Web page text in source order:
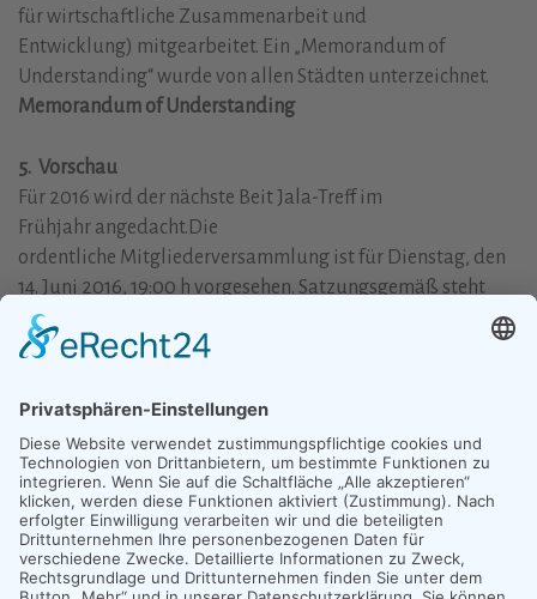
für wirtschaftliche Zusammenarbeit und
Entwicklung) mitgearbeitet. Ein „Memorandum of
Understanding“ wurde von allen Städten unterzeichnet.
Memorandum of Understanding
5. Vorschau
Für 2016 wird der nächste Beit Jala-Treff im
Frühjahr angedacht.Die
ordentliche Mitgliederversammlung ist für Dienstag, den
14. Juni 2016, 19:00 h vorgesehen. Satzungsgemäß steht
die Neuwahl des Vorstands an.
Farhat-Naser
Sumaya Fraht-Naser Jahresbrief 2015
Herzliche Grüße,
für den Vorstand Axel Becker